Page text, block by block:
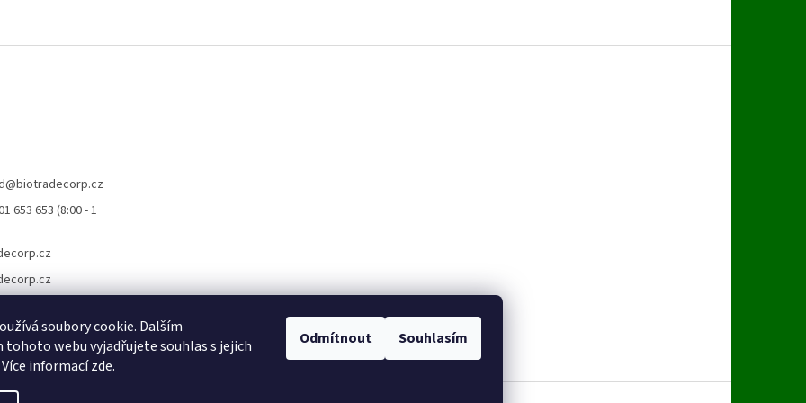
soubory cookie. Dalším
tohoto webu vyjadřujete souhlas s jejich
informacízde.
Odmítnout Souhlasím
@biotradecorp.cz
653 653 (8:00 - 1